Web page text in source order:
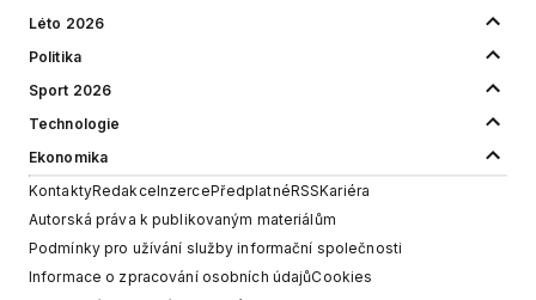
Léto 2026
Politika
Sport 2026
Technologie
Ekonomika
KontaktyRedakceInzercePředplatnéRSSKariéra
Autorská práva k publikovaným materiálům
Podmínky pro užívání služby informační společnosti
Informace o zpracování osobních údajůCookies